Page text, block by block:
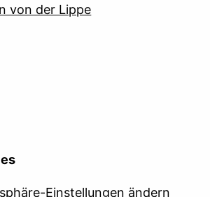
von der Lippe
Einstellungen ändern